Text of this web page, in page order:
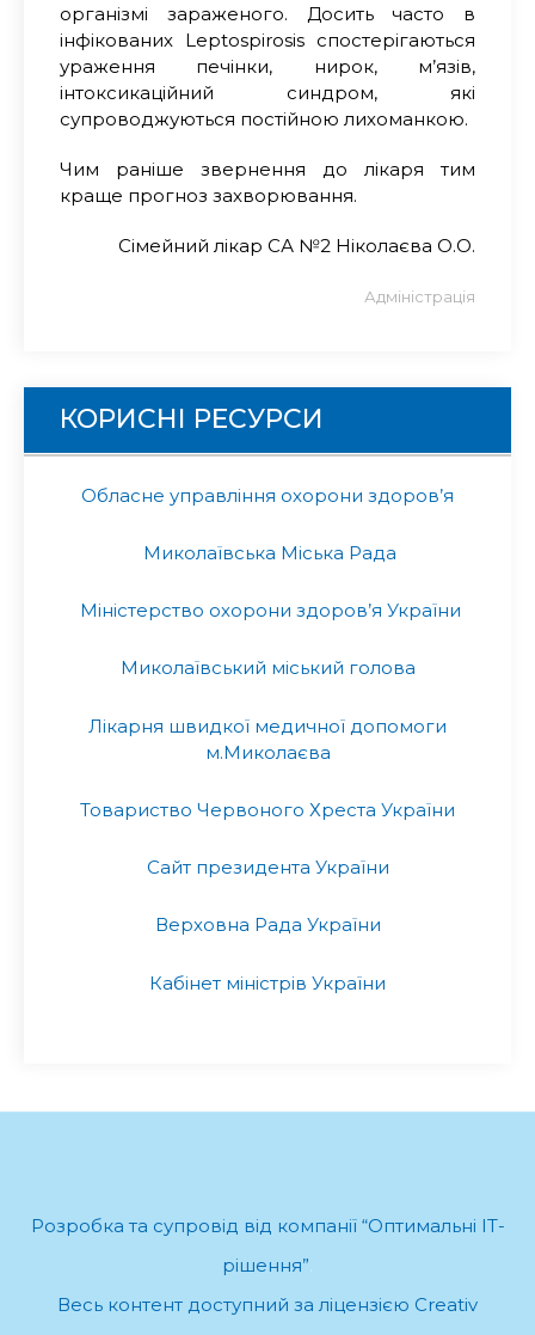
організмі зараженого. Досить часто в
інфікованих Leptospirosis спостерігаються
ураження печінки, нирок, м’язів,
інтоксикаційний синдром, які
супроводжуються постійною лихоманкою.
Чим раніше звернення до лікаря тим
краще прогноз захворювання.
Сімейний лікар СА №2 Ніколаєва О.О.
Адміністрація
КОРИСНІ РЕСУРСИ
Обласне управління охорони здоров’я
Миколаївська Міська Рада
Міністерство охорони здоров’я України
Миколаївський міський голова
Лікарня швидкої медичної допомоги
м.Миколаєва
Товариство Червоного Хреста України
Сайт президента України
Верховна Рада України
Кабінет міністрів України
Розробка та супровід від компанії “Оптимальні ІТ-
рішення”.
Весь контент доступний за ліцензією Creativ